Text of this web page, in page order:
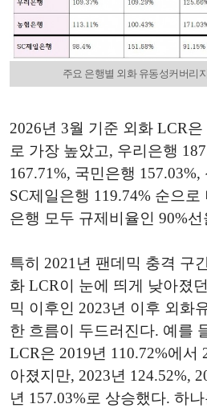
주요 은행별 외화 유동성커버리
2026년 3월 기준 외화 LCR
로 가장 높았고, 우리은행
167.71%, 국민은행 157.03%,
SC제일은행 119.74% 순으
은행 모두 규제비율인 90%
특히 2021년 팬데믹 충격 구
화 LCR이 눈에 띄게 낮아졌
믹 이후인 2023년 이후 외화
한 흐름이 두드러진다. 예를
LCR은 2019년 110.72%에서
아졌지만, 2023년 124.52%,
년 157.03%로 상승했다. 하